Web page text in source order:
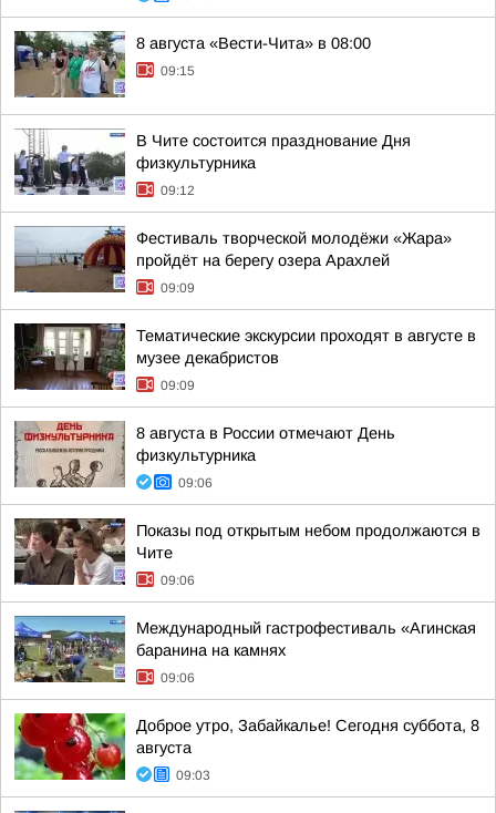
8 августа «Вести-Чита» в 08:00
09:15
В Чите состоится празднование Дня
физкультурника
09:12
Фестиваль творческой молодёжи «Жара»
пройдёт на берегу озера Арахлей
09:09
Тематические экскурсии проходят в августе в
музее декабристов
09:09
8 августа в России отмечают День
физкультурника
09:06
Показы под открытым небом продолжаются в
Чите
09:06
Международный гастрофестиваль «Агинская
баранина на камнях
09:06
Доброе утро, Забайкалье! Сегодня суббота, 8
августа
09:03